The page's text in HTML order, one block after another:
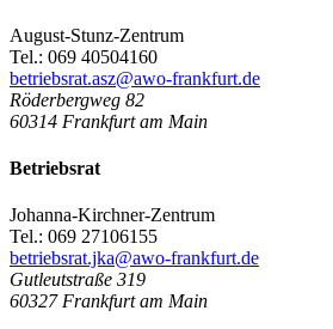
August-Stunz-Zentrum
Tel.: 069 40504160
betriebsrat.asz@awo-frankfurt.de
Röderbergweg 82
60314 Frankfurt am Main
Betriebsrat
Johanna-Kirchner-Zentrum
Tel.: 069 27106155
betriebsrat.jka@awo-frankfurt.de
Gutleutstraße 319
60327 Frankfurt am Main